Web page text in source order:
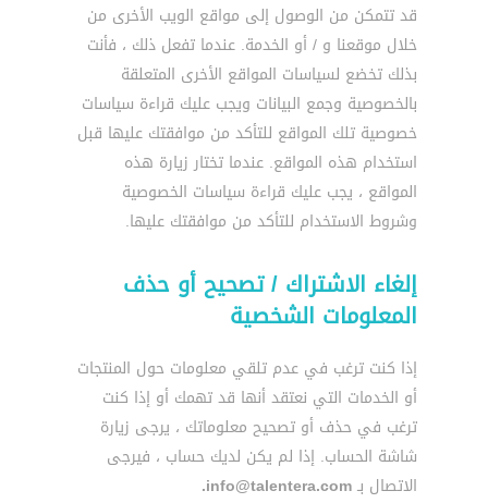
قد تتمكن من الوصول إلى مواقع الويب الأخرى من
خلال موقعنا و / أو الخدمة. عندما تفعل ذلك ، فأنت
بذلك تخضع لسياسات المواقع الأخرى المتعلقة
بالخصوصية وجمع البيانات ويجب عليك قراءة سياسات
خصوصية تلك المواقع للتأكد من موافقتك عليها قبل
استخدام هذه المواقع. عندما تختار زيارة هذه
المواقع ، يجب عليك قراءة سياسات الخصوصية
وشروط الاستخدام للتأكد من موافقتك عليها.
إلغاء الاشتراك / تصحيح أو حذف
المعلومات الشخصية
إذا كنت ترغب في عدم تلقي معلومات حول المنتجات
أو الخدمات التي نعتقد أنها قد تهمك أو إذا كنت
ترغب في حذف أو تصحيح معلوماتك ، يرجى زيارة
شاشة الحساب. إذا لم يكن لديك حساب ، فيرجى
الاتصال بـinfo@talentera.com.